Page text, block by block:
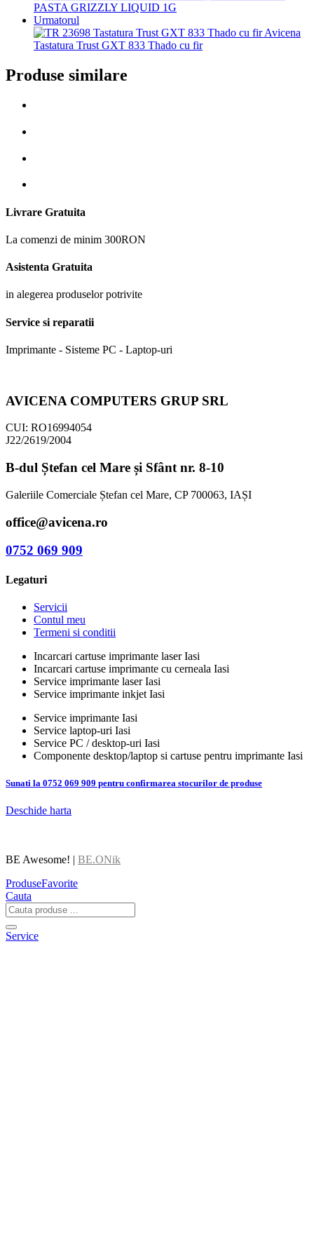
PASTA GRIZZLY LIQUID 1G
Urmatorul
Tastatura Trust GXT 833 Thado cu fir
Produse similare
Livrare Gratuita
La comenzi de minim 300RON
Asistenta Gratuita
in alegerea produselor potrivite
Service si reparatii
Imprimante - Sisteme PC - Laptop-uri
AVICENA COMPUTERS GRUP SRL
CUI: RO16994054
J22/2619/2004
B-dul Ștefan cel Mare și Sfânt nr. 8-10
Galeriile Comerciale Ștefan cel Mare, CP 700063, IAȘI
office@avicena.ro
0752 069 909
Legaturi
Servicii
Contul meu
Termeni si conditii
Incarcari cartuse imprimante laser Iasi
Incarcari cartuse imprimante cu cerneala Iasi
Service imprimante laser Iasi
Service imprimante inkjet Iasi
Service imprimante Iasi
Service laptop-uri Iasi
Service PC / desktop-uri Iasi
Componente desktop/laptop si cartuse pentru imprimante Iasi
Sunati la 0752 069 909 pentru confirmarea stocurilor de produse
Deschide harta
BE Awesome! | BE.ONik
ProduseFavorite
Cauta
Service